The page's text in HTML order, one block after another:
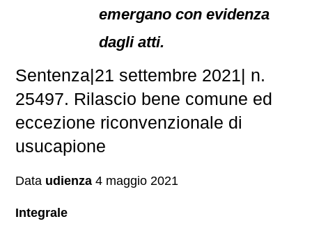
emergano con evidenza
dagli atti.
Sentenza|21 settembre 2021| n.
25497. Rilascio bene comune ed
eccezione riconvenzionale di
usucapione
Data udienza 4 maggio 2021
Integrale